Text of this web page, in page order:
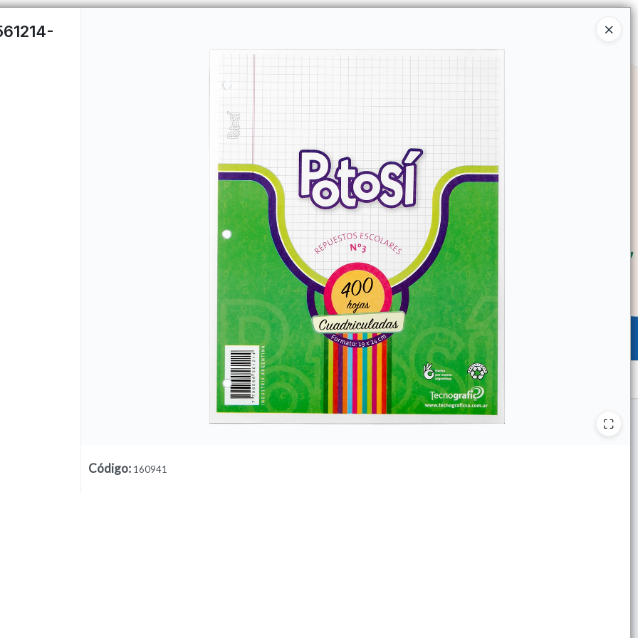
Código: 160941
QUIÉNES SOMOS TIENDA MINORISTA CONTACTO